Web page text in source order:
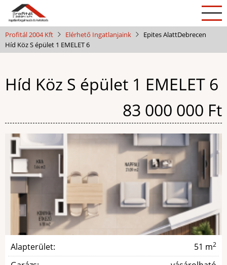
Ugrás
tartalomra
Profitál 2004 Kft Elérhető Ingatlanjaink Epites AlattDebrecen
Híd Köz S épület 1 EMELET 6
Híd Köz S épület 1 EMELET 6
83 000 000 Ft
Kép
Alapterület: 51 m2